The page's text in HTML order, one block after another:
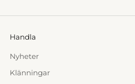
Handla
Nyheter
Klänningar